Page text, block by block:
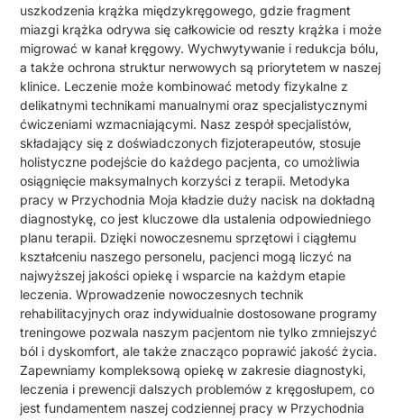
uszkodzenia krążka międzykręgowego, gdzie fragment
miazgi krążka odrywa się całkowicie od reszty krążka i może
migrować w kanał kręgowy. Wychwytywanie i redukcja bólu,
a także ochrona struktur nerwowych są priorytetem w naszej
klinice. Leczenie może kombinować metody fizykalne z
delikatnymi technikami manualnymi oraz specjalistycznymi
ćwiczeniami wzmacniającymi. Nasz zespół specjalistów,
składający się z doświadczonych fizjoterapeutów, stosuje
holistyczne podejście do każdego pacjenta, co umożliwia
osiągnięcie maksymalnych korzyści z terapii. Metodyka
pracy w Przychodnia Moja kładzie duży nacisk na dokładną
diagnostykę, co jest kluczowe dla ustalenia odpowiedniego
planu terapii. Dzięki nowoczesnemu sprzętowi i ciągłemu
kształceniu naszego personelu, pacjenci mogą liczyć na
najwyższej jakości opiekę i wsparcie na każdym etapie
leczenia. Wprowadzenie nowoczesnych technik
rehabilitacyjnych oraz indywidualnie dostosowane programy
treningowe pozwala naszym pacjentom nie tylko zmniejszyć
ból i dyskomfort, ale także znacząco poprawić jakość życia.
Zapewniamy kompleksową opiekę w zakresie diagnostyki,
leczenia i prewencji dalszych problemów z kręgosłupem, co
jest fundamentem naszej codziennej pracy w Przychodnia